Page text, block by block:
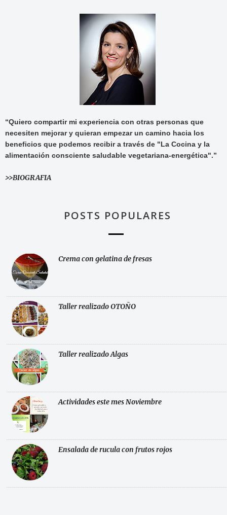
“Quiero compartir mi experiencia con otras personas que
necesiten mejorar y quieran empezar un camino hacia los
beneficios que podemos recibir a través de "La Cocina y la
alimentación consciente saludable vegetariana-energética".”
>>BIOGRAFIA
POSTS POPULARES
Crema con gelatina de fresas
Taller realizado OTOÑO
Taller realizado Algas
Actividades este mes Noviembre
Ensalada de rucula con frutos rojos